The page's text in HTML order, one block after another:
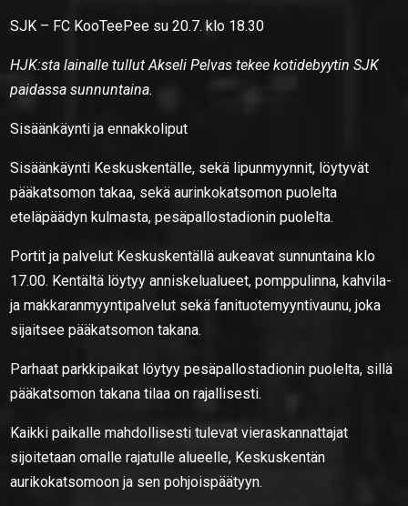
SJK – FC KooTeePee su 20.7. klo 18.30
HJK:sta lainalle tullut Akseli Pelvas tekee kotidebyytin SJK
paidassa sunnuntaina.
Sisäänkäynti ja ennakkoliput
Sisäänkäynti Keskuskentälle, sekä lipunmyynnit, löytyvät
pääkatsomon takaa, sekä aurinkokatsomon puolelta
eteläpäädyn kulmasta, pesäpallostadionin puolelta.
Portit ja palvelut Keskuskentällä aukeavat sunnuntaina klo
17.00. Kentältä löytyy anniskelualueet, pomppulinna, kahvila-
ja makkaranmyyntipalvelut sekä fanituotemyyntivaunu, joka
sijaitsee pääkatsomon takana.
Parhaat parkkipaikat löytyy pesäpallostadionin puolelta, sillä
pääkatsomon takana tilaa on rajallisesti.
Kaikki paikalle mahdollisesti tulevat vieraskannattajat
sijoitetaan omalle rajatulle alueelle, Keskuskentän
aurikokatsomoon ja sen pohjoispäätyyn.